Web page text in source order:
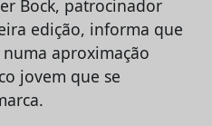
Bock, patrocinador
edição, informa que
aproximação
jovem que se